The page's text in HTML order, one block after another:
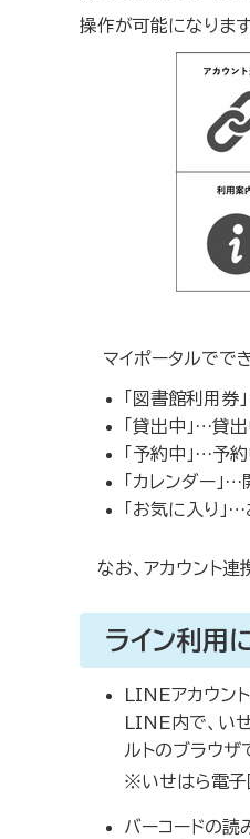
操作が可能になります
マイポータルでで
「図書館利用
「貸出中」…貸
「予約中」…予
「カレンダー
「お気に入り
なお、アカウント連
ライン利用
LINEアカウン
LINE内で、い
ルトのブラウザ
※いせはら電子
バーコードの読